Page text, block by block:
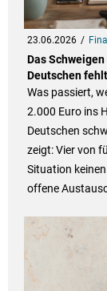
23.06.2026
Das
Deutschen
Was passiert,
2.000 Euro ins
Deutschen
zeigt: Vier von
Situation
offene